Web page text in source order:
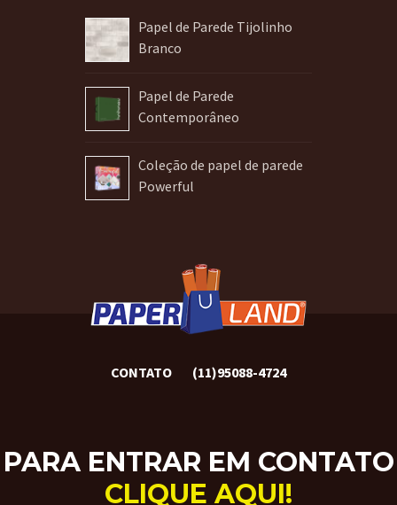
Papel de Parede Tijolinho
Branco
Papel de Parede
Contemporâneo
Coleção de papel de parede
Powerful
CONTATO (11)95088-4724
PARA ENTRAR EM CONTATO
CLIQUE AQUI!